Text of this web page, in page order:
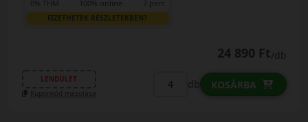
0% THM 100% online 7 perc
FIZETHETEK RÉSZLETEKBEN?
24 890 Ft/db
LENDÜLET
Kuponkód másolása
db KOSÁRBA